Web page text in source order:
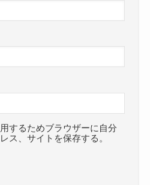
するためブラウザーに自分
ス、サイトを保存する。